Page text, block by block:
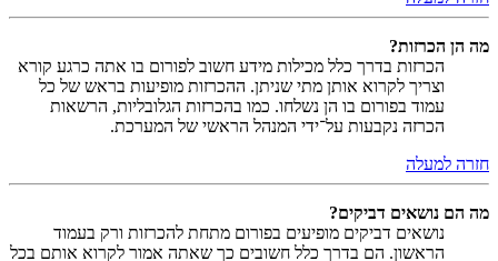
מה הן הכרזות?
הכרזות בדרך כלל מכילות מידע חשוב לפורום בו אתה כרגע קורא
וצריך לקרוא אותן מתי שניתן. ההכרזות מופיעות בראש של כל
עמוד בפורום בו הן נשלחו. כמו בהכרזות הגלובליות, הרשאות
הכרזה נקבעות על־ידי המנהל הראשי של המערכת.
חזרה למעלה
מה הם נושאים דביקים?
נושאים דביקים מופיעים בפורום מתחת להכרזות ורק בעמוד
הראשון. הם בדרך כלל חשובים כך שאתה אמור לקרוא אותם בכל